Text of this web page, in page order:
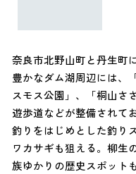
奈良市北野山町と丹生町
豊かなダム湖周辺には、
スモス公園」、「桐山さ
遊歩道などが整備されて
釣りをはじめとした釣り
ワカサギも狙える。柳生
族ゆかりの歴史スポット